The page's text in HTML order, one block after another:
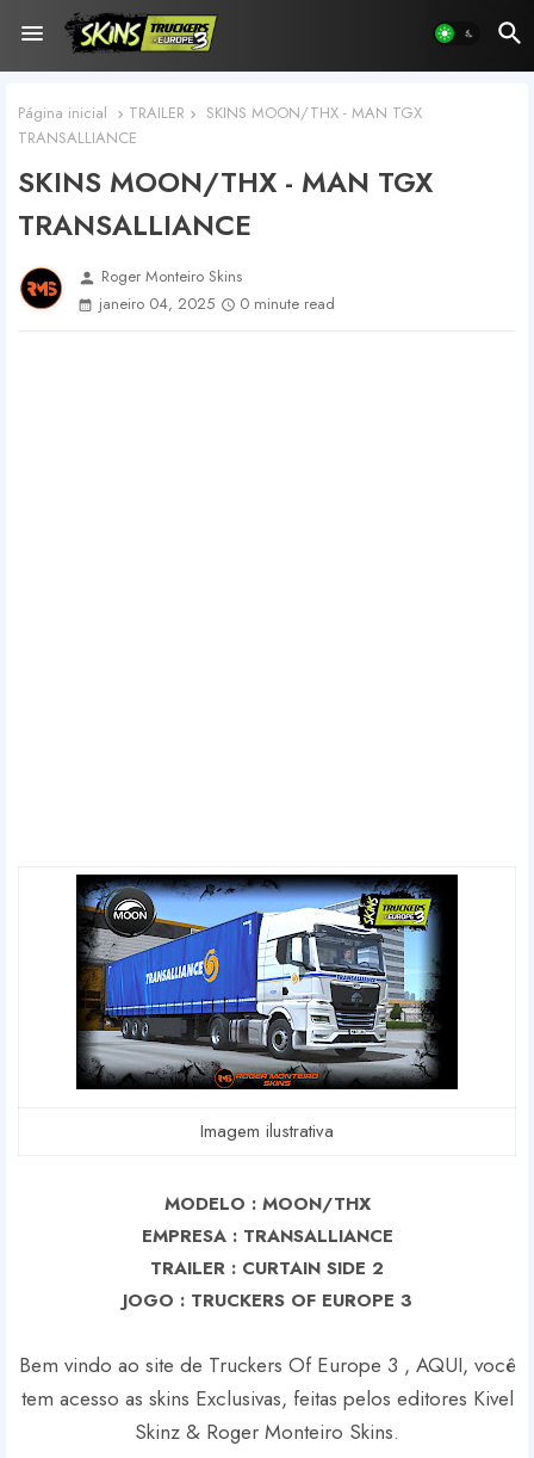
Página inicial TRAILER
SKINS MOON/THX - MAN TGX
TRANSALLIANCE
SKINS MOON/THX - MAN TGX
TRANSALLIANCE
person Roger Monteiro Skins
janeiro 04, 2025
0 minute read
Imagem ilustrativa
MODELO : MOON/THX
EMPRESA : TRANSALLIANCE
TRAILER : CURTAIN SIDE 2
JOGO : TRUCKERS OF EUROPE 3
Bem vindo ao site de Truckers Of Europe 3 , AQUI, você
tem acesso as skins Exclusivas, feitas pelos editores Kivel
Skinz & Roger Monteiro Skins.